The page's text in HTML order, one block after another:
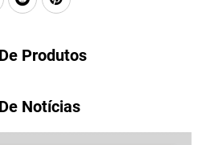
Produtos
Notícias